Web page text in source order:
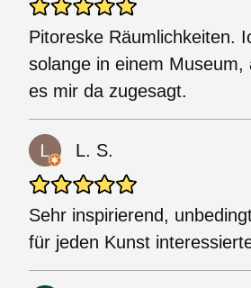
Pitoreske Räumlichkeiten.
solange in einem Museum,
es mir da zugesagt.
L. S.
Sehr inspirierend,
für jeden Kunst